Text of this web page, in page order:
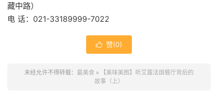
藏中路）
电 话：021-33189999-7022
 赞(0)
未经允许不得转载： 最美食 »
【美味美图】听艾露法国餐厅背后的
故事（上）